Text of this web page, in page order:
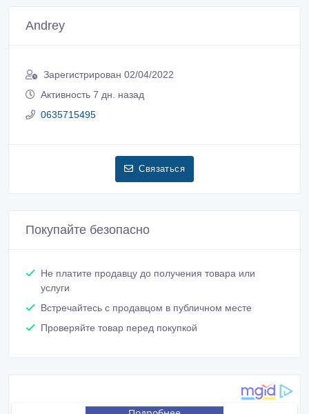
Andrey
Зарегистрирован 02/04/2022
Активность 7 дн. назад
0635715495
Связаться
Покупайте безопасно
Не платите продавцу до получения товара или
услуги
Встречайтесь с продавцом в публичном месте
Проверяйте товар перед покупкой